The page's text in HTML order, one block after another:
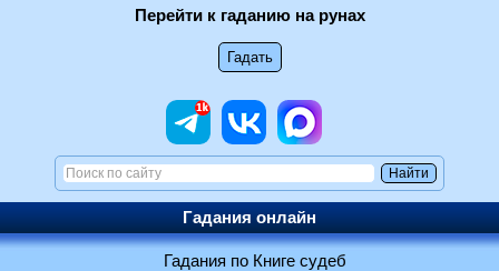
Перейти к гаданию на рунах
Гадания онлайн
Гадания по Книге судеб